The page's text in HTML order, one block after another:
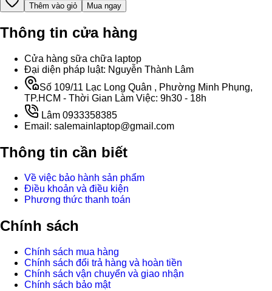
Thêm vào giỏ Mua ngay
Thông tin cửa hàng
Cửa hàng sữa chữa laptop
Đại diện pháp luật: Nguyễn Thành Lâm
Số 109/11 Lạc Long Quân , Phường Minh Phụng,
TP.HCM - Thời Gian Làm Việc: 9h30 - 18h
Lâm 0933358385
Email: salemainlaptop@gmail.com
Thông tin cần biết
Về việc bảo hành sản phẩm
Điều khoản và điều kiện
Phương thức thanh toán
Chính sách
Chính sách mua hàng
Chính sách đổi trả hàng và hoàn tiền
Chính sách vận chuyển và giao nhận
Chính sách bảo mật